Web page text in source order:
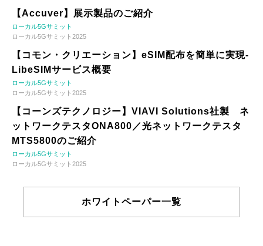
【Accuver】展示製品のご紹介
ローカル5Gサミット
ローカル5Gサミット2025
【コモン・クリエーション】eSIM配布を簡単に実現-
LibeSIMサービス概要
ローカル5Gサミット
ローカル5Gサミット2025
【コーンズテクノロジー】VIAVI Solutions社製 ネ
ットワークテスタONA800／光ネットワークテスタ
MTS5800のご紹介
ローカル5Gサミット
ローカル5Gサミット2025
ホワイトペーパー一覧